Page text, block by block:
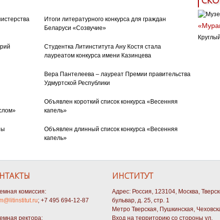
Итоги литературного конкурса для граждан
Беларуси «Созвучие»
Студентка Литинститута Ану Костя стала
лауреатом конкурса имени Казинцева
Вера Пантелеева – лауреат Премии правительства
Удмуртской Республики
Объявлен короткий список конкурса «Весенняя
капель»
Объявлен длинный список конкурса «Весенняя
капель»
комиссия:
; +7 495 694-12-87
ректора:
ИНСТИТУТ
Адрес: Россия, 123104, Москва,
бульвар, д. 25, стр. 1
Метро Тверская, Пушкинская,
Вход на территорию со стороны ул.